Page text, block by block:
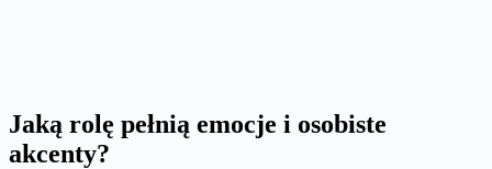
Jaką rolę pełnią emocje i osobiste
akcenty?